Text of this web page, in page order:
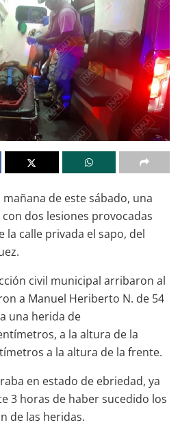
mañana de este sábado, una
dos lesiones provocadas
la calle privada el sapo, del
civil municipal arribaron al
a Manuel Heriberto N. de 54
una herida de
a la altura de la
a la altura de la frente.
en estado de ebriedad, ya
3 horas de haber sucedido los
de las heridas.